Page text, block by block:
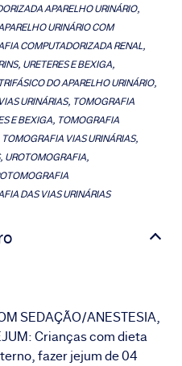
APARELHO URINÁRIO,
URINÁRIO COM
COMPUTADORIZADA RENAL,
URETERES E BEXIGA,
DO APARELHO URINÁRIO,
URINÁRIAS, TOMOGRAFIA
E BEXIGA, TOMOGRAFIA
VIAS URINÁRIAS,
UROTOMOGRAFIA,
DAS VIAS URINÁRIAS
SEDAÇÃO/ANESTESIA,
Crianças com dieta
fazer jejum de 04